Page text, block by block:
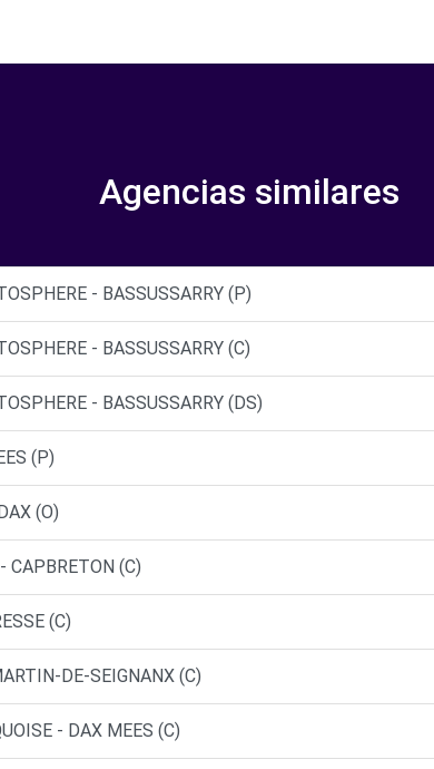
Agencias similares
- BASSUSSARRY (P)
- BASSUSSARRY (C)
- BASSUSSARRY (DS)
(P)
(O)
CAPBRETON (C)
(C)
DE-SEIGNANX (C)
- DAX MEES (C)